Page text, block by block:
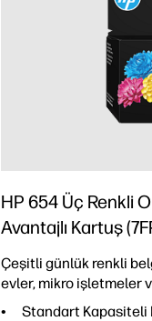
HP 654 Üç Renkli
Avantajlı Kartuş
Çeşitli günlük renkli
evler, mikro işletmeler
Standart Kapasiteli